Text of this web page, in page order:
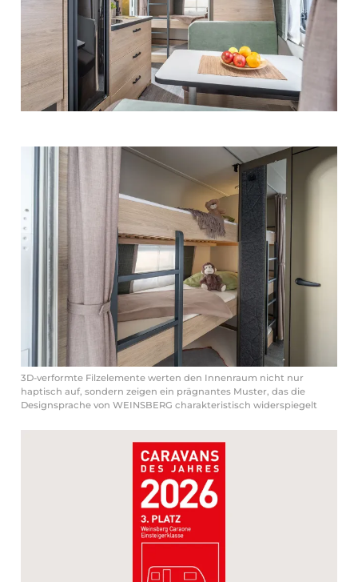
3D-verformte Filzelemente werten den Innenraum nicht nur
haptisch auf, sondern zeigen ein prägnantes Muster, das die
Designsprache von WEINSBERG charakteristisch widerspiegelt